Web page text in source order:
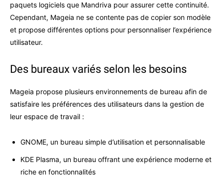
paquets logiciels que Mandriva pour assurer cette continuité.
Cependant, Mageia ne se contente pas de copier son modèle
et propose différentes options pour personnaliser l’expérience
utilisateur.
Des bureaux variés selon les besoins
Mageia propose plusieurs environnements de bureau afin de
satisfaire les préférences des utilisateurs dans la gestion de
leur espace de travail :
GNOME, un bureau simple d’utilisation et personnalisable
KDE Plasma, un bureau offrant une expérience moderne et
riche en fonctionnalités